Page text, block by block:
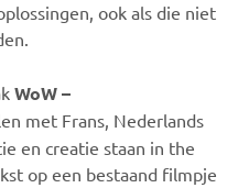
ook als die niet
WoW –
met Frans, Nederlands
en creatie staan in the
op een bestaand filmpje